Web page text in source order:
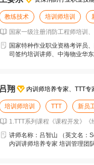
教练技术 培训师培训
国家一级注册消防工程师培训、
国家特种作业职业资格考评员
司签约培训讲师、中海物业华
吕翔 内训师培养专家、TTT专
培训师培训 TTT 新员
1.TTT系列课程《课程开发》
讲师名称：吕智山 （英文名：
内训讲师培养专家 培训管理团